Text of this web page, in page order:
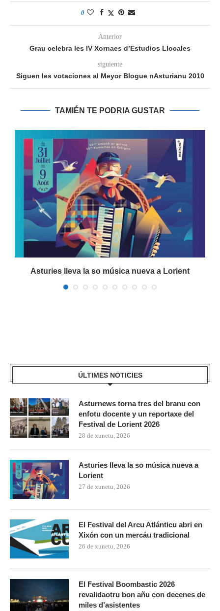
0
Anterior
Grau celebra les IV Xornaes d’Estudios Llocales
siguiente
Siguen les votaciones al Meyor Blogue nAsturianu 2010
TAMIÉN TE PODRIA GUSTAR
Asturies lleva la so música nueva a Lorient
ÚLTIMES NOTICIES
Asturnews torna tres del branu con
enfotu docente y un reportaxe del
Festival de Lorient 2026
28 de xunetu, 2026
Asturies lleva la so música nueva a
Lorient
27 de xunetu, 2026
El Festival del Arcu Atlánticu abri en
Xixón con un mercáu tradicional
26 de xunetu, 2026
El Festival Boombastic 2026
revalidaotru bon añu con decenes de
miles d’asistentes